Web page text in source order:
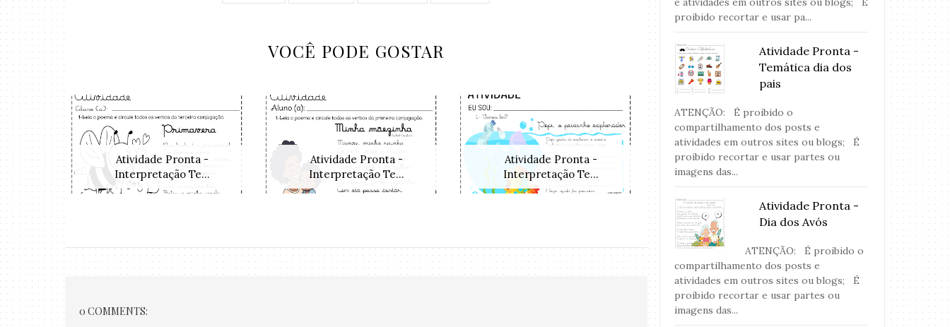
VOCÊ PODE GOSTAR
Atividade Pronta -
Interpretação Te...
Atividade Pronta -
Interpretação Te...
Atividade Pronta -
Interpretação Te...
Atividade Pronta - Trava-língua
Atividades
Copa
0 COMMENTS:
proibido recortar e usar pa...
Atividade Pronta -
Temática dia dos
pais
ATENÇÃO: É proibido o
compartilhamento dos posts e
atividades em outros sites ou blogs; É
proibido recortar e usar partes ou
imagens das...
Atividade Pronta -
Dia dos Avós
ATENÇÃO: É proibido o
compartilhamento dos posts e
atividades em outros sites ou blogs; É
proibido recortar e usar partes ou
imagens das...